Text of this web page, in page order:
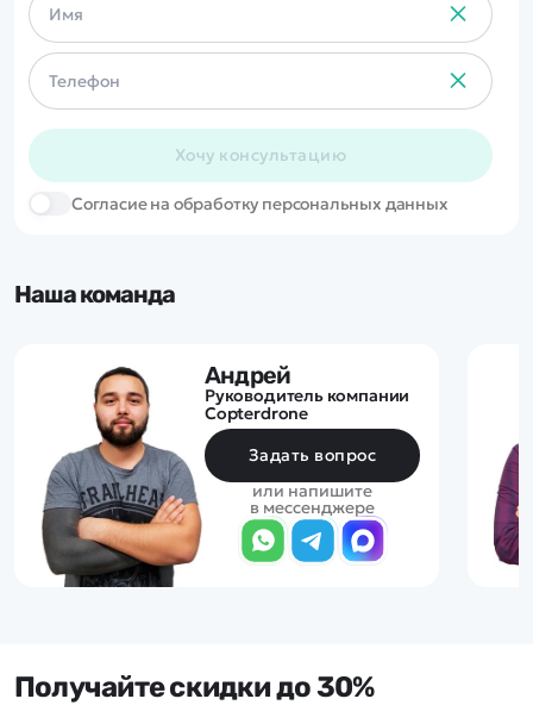
Хочу консультацию
Cогласие на обработку персональных данных
Наша команда
Андрей
Руководитель компании
Copterdrone
Задать вопрос
или напишите
в мессенджере
Получайте скидки до 30%